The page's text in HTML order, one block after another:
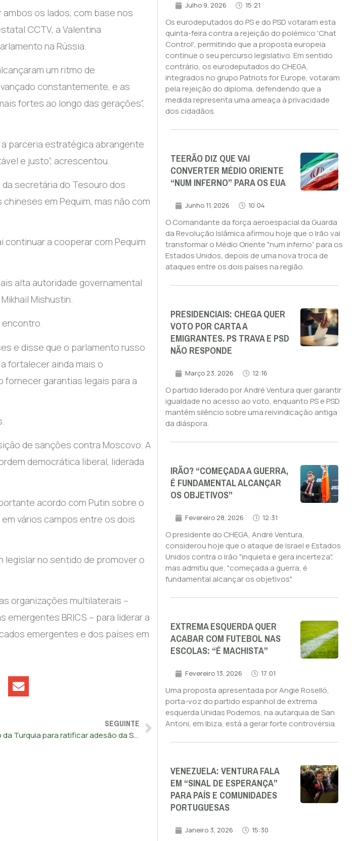
os lados, com base nos
CCTV, a Valentina
na Rússia.
um ritmo de
constantemente, e as
fortes ao longo das gerações”,
parceria estratégica abrangente
e justo”, acrescentou.
secretária do Tesouro dos
em Pequim, mas não com
continuar a cooperar com Pequim
alta autoridade governamental
Mishustin.
encontro.
e disse que o parlamento russo
fortalecer ainda mais o
fornecer garantias legais para a
de sanções contra Moscovo. A
democrática liberal, liderada
acordo com Putin sobre o
vários campos entre os dois
legislar no sentido de promover o
organizações multilaterais –
emergentes BRICS – para liderar a
emergentes e dos países em
SEGUINTE
Ocidente saúda acordo da Turquia para ratificar adesão da Suécia
Julho 9, 2026 15:21
Os eurodeputados do PS e do PSD votaram esta
quinta-feira contra a rejeição do polémico 'Chat
Control', permitindo que a proposta europeia
continue o seu percurso legislativo. Em sentido
contrário, os eurodeputados do CHEGA,
integrados no grupo Patriots for Europe, votaram
pela rejeição do diploma, defendendo que a
medida representa uma ameaça à privacidade
dos cidadãos.
TEERÃO DIZ QUE VAI
CONVERTER MÉDIO ORIENTE
“NUM INFERNO” PARA OS EUA
Junho 11, 2026 10:04
O Comandante da força aeroespacial da Guarda
da Revolução Islâmica afirmou hoje que o Irão vai
transformar o Médio Oriente "num inferno” para os
Estados Unidos, depois de uma nova troca de
ataques entre os dois países na região.
PRESIDENCIAIS: CHEGA QUER
VOTO POR CARTA A
EMIGRANTES. PS TRAVA E PSD
NÃO RESPONDE
Março 23, 2026 12:16
O partido liderado por André Ventura quer garantir
igualdade no acesso ao voto, enquanto PS e PSD
mantêm silêncio sobre uma reivindicação antiga
da diáspora.
IRÃO? “COMEÇADA A GUERRA,
É FUNDAMENTAL ALCANÇAR
OS OBJETIVOS”
Fevereiro 28, 2026 12:31
O presidente do CHEGA, André Ventura,
considerou hoje que o ataque de Israel e Estados
Unidos contra o Irão "inquieta e gera incerteza",
mas admitiu que, "começada a guerra, é
fundamental alcançar os objetivos".
EXTREMA ESQUERDA QUER
ACABAR COM FUTEBOL NAS
ESCOLAS: “É MACHISTA”
Fevereiro 13, 2026 17:01
Uma proposta apresentada por Angie Roselló,
porta-voz do partido espanhol de extrema
esquerda Unidas Podemos, na autarquia de San
Antoni, em Ibiza, está a gerar forte controvérsia.
VENEZUELA: VENTURA FALA
EM “SINAL DE ESPERANÇA”
PARA PAÍS E COMUNIDADES
PORTUGUESAS
Janeiro 3, 2026 15:30